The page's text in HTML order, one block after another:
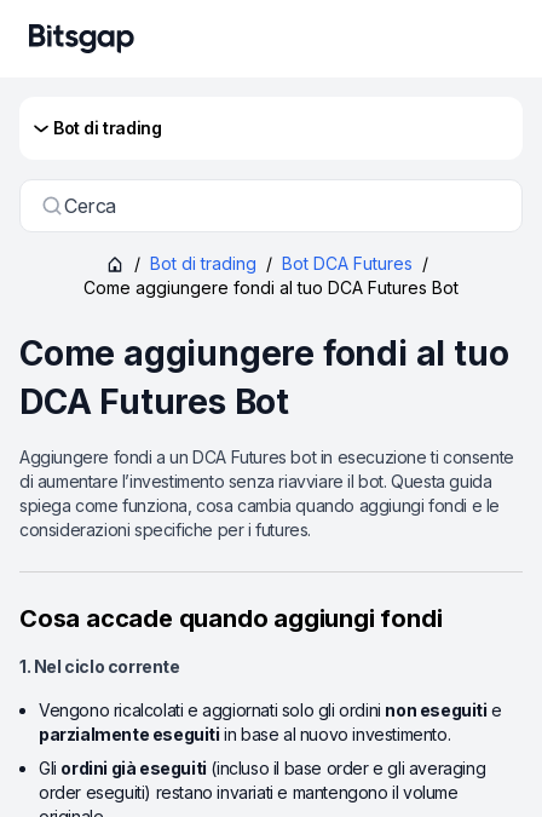
Bot di trading
Cerca
/ Bot di trading / Bot DCA Futures /
Come aggiungere fondi al tuo DCA Futures Bot
Come aggiungere fondi al tuo
DCA Futures Bot
Aggiungere fondi a un DCA Futures bot in esecuzione ti consente
di aumentare l’investimento senza riavviare il bot. Questa guida
spiega come funziona, cosa cambia quando aggiungi fondi e le
considerazioni specifiche per i futures.
Cosa accade quando aggiungi fondi
1. Nel ciclo corrente
Vengono ricalcolati e aggiornati solo gli ordini non eseguiti e
parzialmente eseguiti in base al nuovo investimento.
Gli ordini già eseguiti (incluso il base order e gli averaging
order eseguiti) restano invariati e mantengono il volume